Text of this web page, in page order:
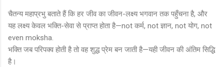
चैतन्य महाप्रभु बताते हैं कि हर जीव का जीवन-लक्ष्य भगवान तक पहुँचना है, और
यह लक्ष्य केवल भक्ति-सेवा से प्राप्त होता है—not कर्म, not ज्ञान, not योग, not
even moksha.
भक्ति जब परिपक्व होती है तो वह शुद्ध प्रेम बन जाती है—यही जीवन की अंतिम सिद्धि
है।